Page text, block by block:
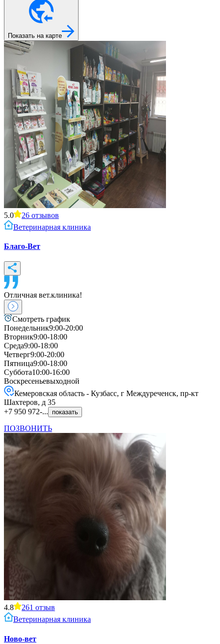
Показать на карте
5.0 26 отзывов
Ветеринарная клиника
Благо-Вет
Отличная вет.клиника!
Смотреть график
Понедельник9:00-20:00
Вторник9:00-18:00
Среда9:00-18:00
Четверг9:00-20:00
Пятница9:00-18:00
Суббота10:00-16:00
Воскресеньевыходной
Кемеровская область - Кузбасс, г Междуреченск, пр-кт
Шахтеров, д 35
+7 950 972-...
показать
ПОЗВОНИТЬ
4.8 261 отзыв
Ветеринарная клиника
Ново-вет